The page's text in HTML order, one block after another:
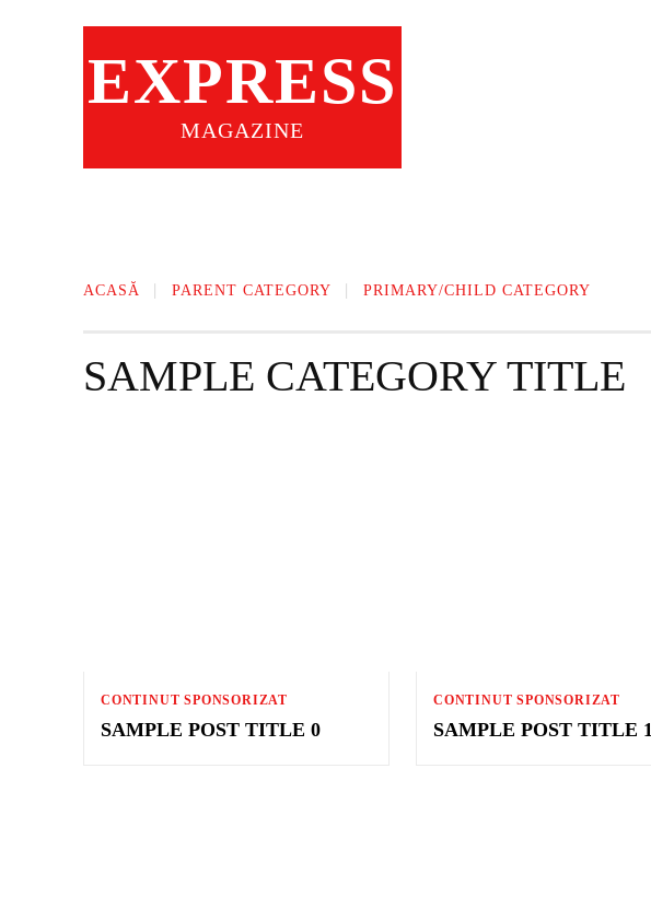
EXPRESS
MAGAZINE
ACASĂ PARENT CATEGORY PRIMARY/CHILD CATEGORY
SAMPLE CATEGORY TITLE
CONTINUT SPONSORIZAT
SAMPLE POST TITLE 0
CONTINUT SPONSORIZAT
SAMPLE POST TITLE 1